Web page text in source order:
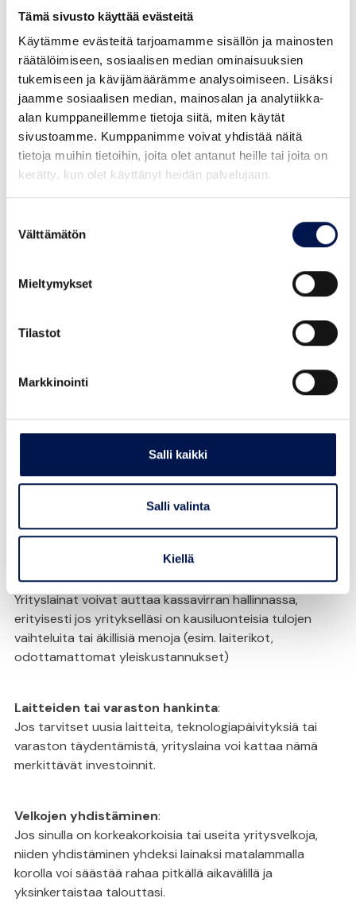
Tämä sivusto käyttää evästeitä
Käytämme evästeitä tarjoamamme sisällön ja mainosten
räätälöimiseen, sosiaalisen median ominaisuuksien
tukemiseen ja kävijämäärämme analysoimiseen. Lisäksi
jaamme sosiaalisen median, mainosalan ja analytiikka-
alan kumppaneillemme tietoja siitä, miten käytät
sivustoamme. Kumppanimme voivat yhdistää näitä
tietoja muihin tietoihin, joita olet antanut heille tai joita on
kerätty, kun olet käyttänyt heidän palvelujaan.
valinta
Välttämätön
Mieltymykset
Tilastot
Markkinointi
Salli kaikki
Salli valinta
Kiellä
Laina, jolla monta
käyttötarkoitusta
Hankinnat tai investoinnit
Siltarahoitus
Lainatarjous ei sido ottamaan lainaa
Siirry hakusivulle
Käyttötarkoituksia
Kassavirran hallinta:
Yrityslainat voivat auttaa kassavirran hallinnassa,
erityisesti jos yritykselläsi on kausiluonteisia tulojen
vaihteluita tai äkillisiä menoja (esim. laiterikot,
odottamattomat yleiskustannukset)
Laitteiden tai varaston hankinta:
Jos tarvitset uusia laitteita, teknologiapäivityksiä tai
varaston täydentämistä, yrityslaina voi kattaa nämä
merkittävät investoinnit.
Velkojen yhdistäminen:
Jos sinulla on korkeakorkoisia tai useita yritysvelkoja,
niiden yhdistäminen yhdeksi lainaksi matalammalla
korolla voi säästää rahaa pitkällä aikavälillä ja
yksinkertaistaa talouttasi.